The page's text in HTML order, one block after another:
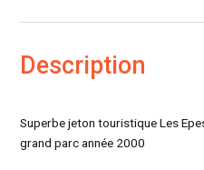
Description
Superbe jeton touristique Les
grand parc année 2000